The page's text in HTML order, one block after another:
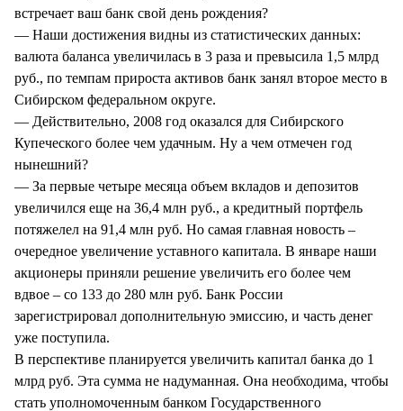
встречает ваш банк свой день рождения?
— Наши достижения видны из статистических данных:
валюта баланса увеличилась в 3 раза и превысила 1,5 млрд
руб., по темпам прироста активов банк занял второе место в
Сибирском федеральном округе.
— Действительно, 2008 год оказался для Сибирского
Купеческого более чем удачным. Ну а чем отмечен год
нынешний?
— За первые четыре месяца объем вкладов и депозитов
увеличился еще на 36,4 млн руб., а кредитный портфель
потяжелел на 91,4 млн руб. Но самая главная новость –
очередное увеличение уставного капитала. В январе наши
акционеры приняли решение увеличить его более чем
вдвое – со 133 до 280 млн руб. Банк России
зарегистрировал дополнительную эмиссию, и часть денег
уже поступила.
В перспективе планируется увеличить капитал банка до 1
млрд руб. Эта сумма не надуманная. Она необходима, чтобы
стать уполномоченным банком Государственного